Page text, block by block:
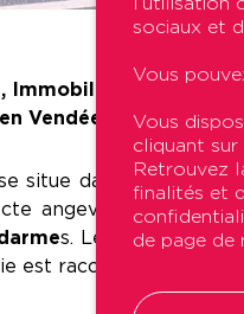
Immobilière
Vendée.
situe dans le
angevin Crespy-
s. Les 13
est raccordé à une
sociaux et
Vous
Vous
cliquant sur
Retrouvez
finalités et
de page de